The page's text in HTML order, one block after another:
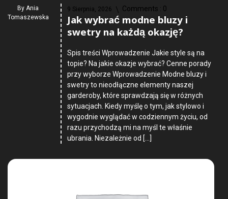
By Ania
Tomaszewska
9 Sierpnia, 2026 Comments : 0
Jak wybrać modne bluzy i
swetry na każdą okazję?
Spis treści Wprowadzenie Jakie style są na
topie? Na jakie okazje wybrać? Cenne porady
przy wyborze Wprowadzenie Modne bluzy i
swetry to nieodłączne elementy naszej
garderoby, które sprawdzają się w różnych
sytuacjach. Kiedy myślę o tym, jak stylowo i
wygodnie wyglądać w codziennym życiu, od
razu przychodzą mi na myśl te właśnie
ubrania. Niezależnie od […]